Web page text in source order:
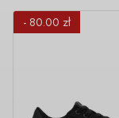
- 80.00 zł